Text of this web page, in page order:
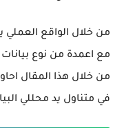
من خلال الواقع العملي
من خلال هذا المقال
في متناول يد محللي